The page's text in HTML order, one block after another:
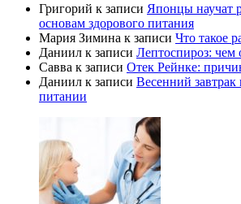
Григорий к записи Японцы научат
основам здорового питания
Мария Зимина к записи Что такое
Даниил к записи Лептоспироз: чем
Савва к записи Отек Рейнке:
Даниил к записи Весенний
питании